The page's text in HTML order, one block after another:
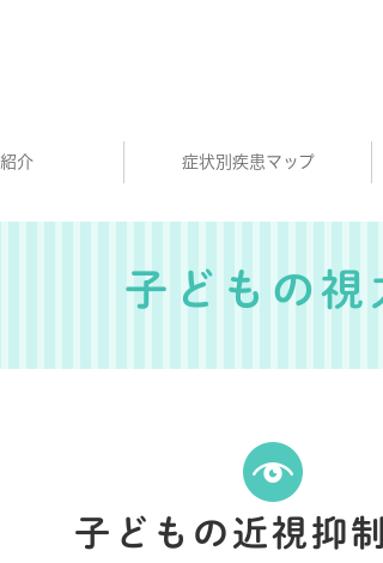
介 症状別疾患マップ
子どもの視
子どもの近視抑